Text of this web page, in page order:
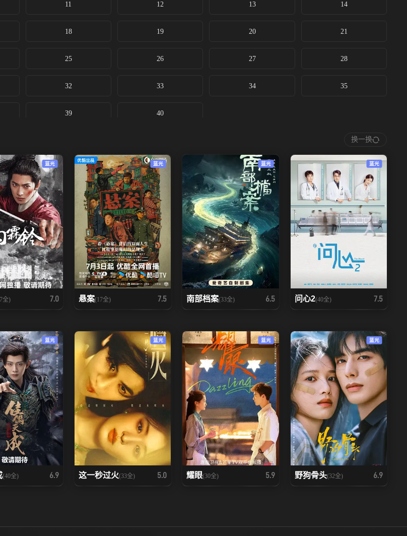
11 12 13 14
18 19 20 21
25 26 27 28
32 33 34 35
39 40
换一换
蓝光
全) 7.0
蓝光
悬案(17全) 7.5
蓝光
南部档案(33全) 6.5
蓝光
问心2(40全) 7.5
蓝光
(40全) 6.9
蓝光
这一秒过火(33全) 5.0
蓝光
耀眼(30全) 5.9
蓝光
野狗骨头(32全) 6.9